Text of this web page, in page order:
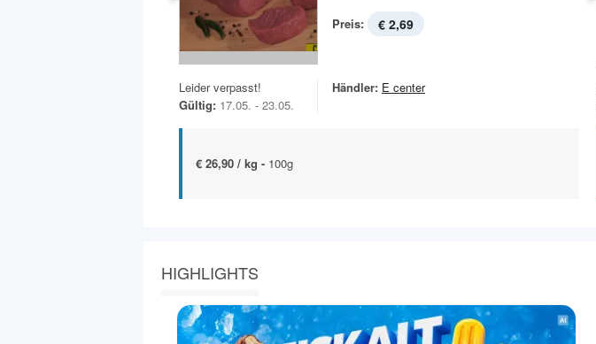
Preis: € 2,69
Leider verpasst!
Gültig: 17.05. - 23.05.
Händler: E center
€ 26,90 / kg - 100g
HIGHLIGHTS